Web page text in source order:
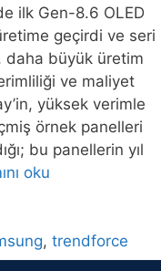
ilk Gen-8.6 OLED
geçirdi ve seri
daha büyük üretim
ve maliyet
yüksek verimle
örnek panelleri
bu panellerin yıl
oku
,trendforce